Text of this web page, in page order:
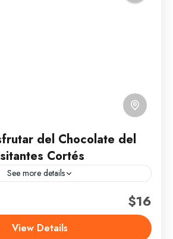
del Chocolate del
Cortés
See more details
todos los sábados,
sujeto a confirmación de
995 pesos Descripción El
$16
View Details